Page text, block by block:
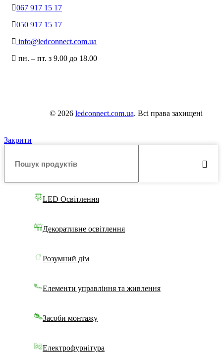
067 917 15 17
050 917 15 17
info@ledconnect.com.ua
пн. – пт. з 9.00 до 18.00
© 2026 ledconnect.com.ua. Всі права захищені
Закрити
LED Освітлення
Декоративне освітлення
Розумний дім
Елементи управління та живлення
Засоби монтажу
Електрофурнітура